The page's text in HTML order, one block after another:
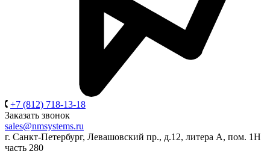
+7 (812) 718-13-18
Заказать звонок
sales@nmsystems.ru
г. Санкт-Петербург, Левашовский пр., д.12, литера А, пом. 1Н
часть 280